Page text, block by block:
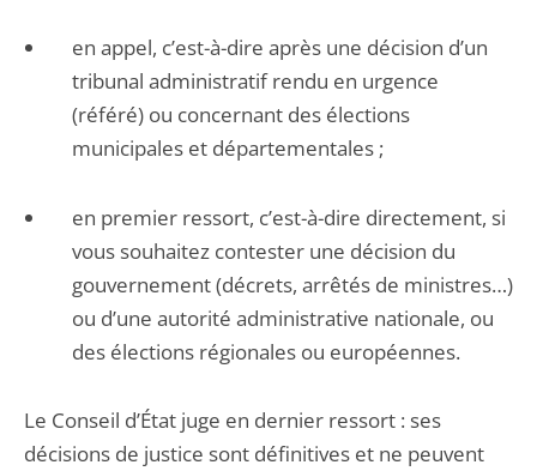
en appel, c’est-à-dire après une décision d’un
tribunal administratif rendu en urgence
(référé) ou concernant des élections
municipales et départementales ;
en premier ressort, c’est-à-dire directement, si
vous souhaitez contester une décision du
gouvernement (décrets, arrêtés de ministres…)
ou d’une autorité administrative nationale, ou
des élections régionales ou européennes.
Le Conseil d’État juge en dernier ressort : ses
décisions de justice sont définitives et ne peuvent